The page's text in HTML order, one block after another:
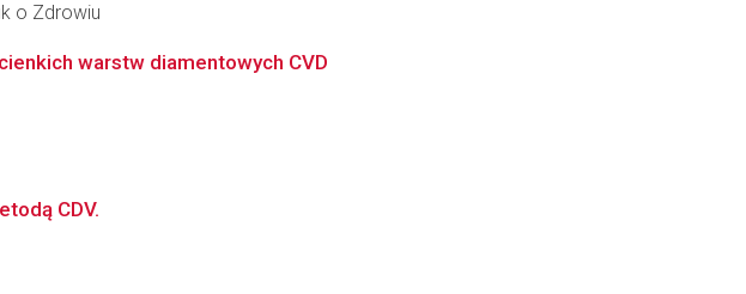
o Zdrowiu
warstw diamentowych CVD
CDV.